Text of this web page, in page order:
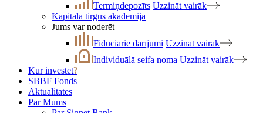
Termiņdepozīts Uzzināt vairāk
Kapitāla tirgus akadēmija
Jums var noderēt
Fiduciārie darījumi Uzzināt vairāk
Individuālā seifa noma Uzzināt vairāk
Kur investēt?
SBBF Fonds
Aktualitātes
Par Mums